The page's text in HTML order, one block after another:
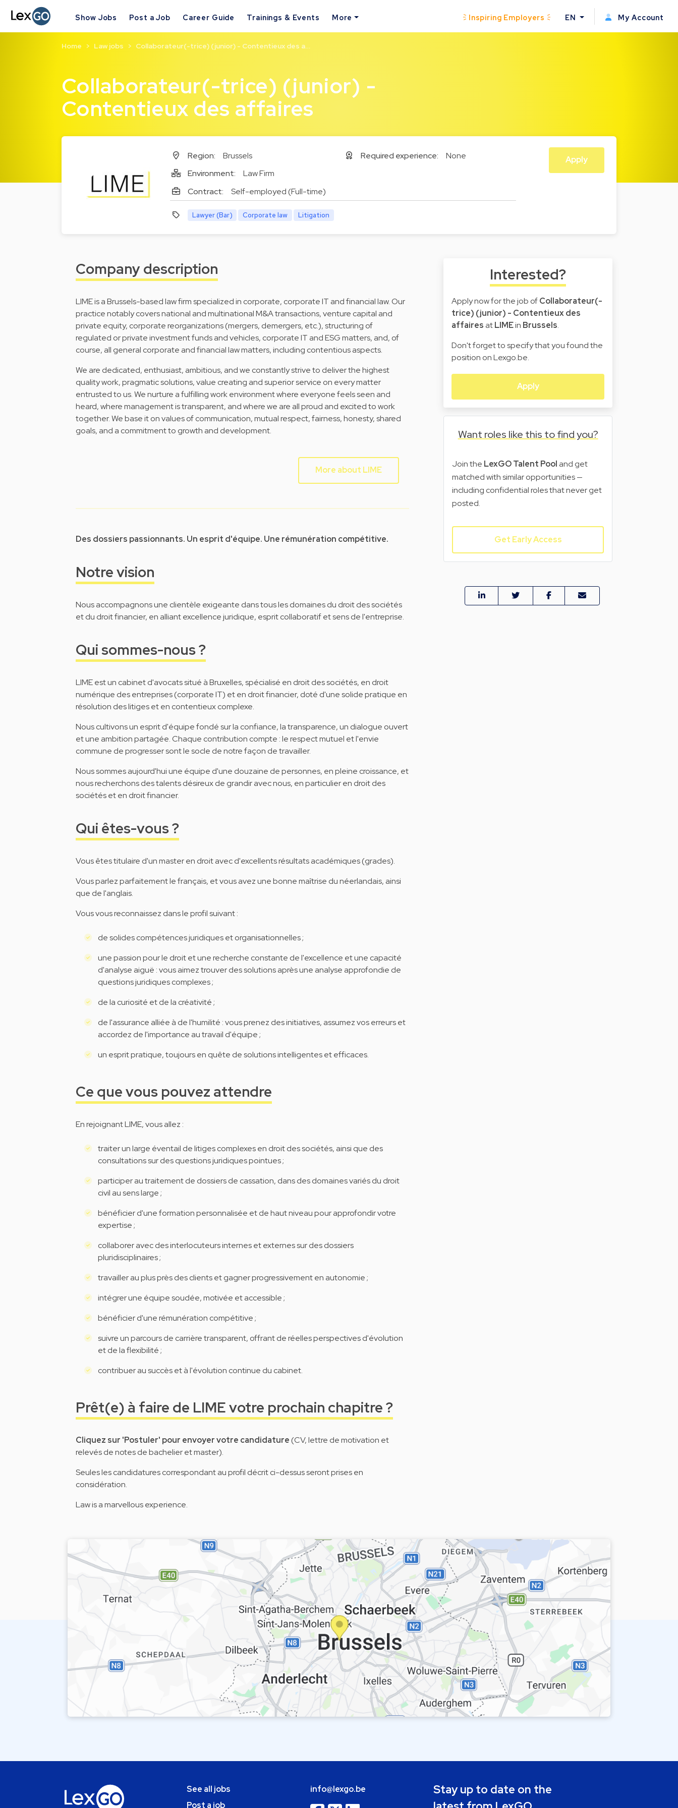
Show Jobs Post a Job Career Guide Trainings & Events More Inspiring Employers EN My Account
Collaborateur(-trice) (junior) -
Contentieux des affaires
Home Law jobs Collaborateur(-trice) (junior) - Contentieux des a…
Region: Brussels Required experience:
None
Environment:
Law Firm
Contract:
Self-employed (Full-time)
Lawyer (Bar) Corporate law Litigation
Apply
Company description
LIME is a Brussels-based law firm specialized in corporate, corporate IT and financial law. Our
practice notably covers national and multinational M&A transactions, venture capital and
private equity, corporate reorganizations (mergers, demergers, etc.), structuring of
regulated or private investment funds and vehicles, corporate IT and ESG matters, and, of
course, all general corporate and financial law matters, including contentious aspects.
We are dedicated, enthusiast, ambitious, and we constantly strive to deliver the highest
quality work, pragmatic solutions, value creating and superior service on every matter
entrusted to us. We nurture a fulfilling work environment where everyone feels seen and
heard, where management is transparent, and where we are all proud and excited to work
together. We base it on values of communication, mutual respect, fairness, honesty, shared
goals, and a commitment to growth and development.
More about LIME
Des dossiers passionnants. Un esprit d'équipe. Une rémunération compétitive.
Notre vision
Nous accompagnons une clientèle exigeante dans tous les domaines du droit des sociétés
et du droit financier, en alliant excellence juridique, esprit collaboratif et sens de l'entreprise.
Qui sommes-nous ?
LIME est un cabinet d'avocats situé à Bruxelles, spécialisé en droit des sociétés, en droit
numérique des entreprises (corporate IT) et en droit financier, doté d'une solide pratique en
résolution des litiges et en contentieux complexe.
Nous cultivons un esprit d'équipe fondé sur la confiance, la transparence, un dialogue ouvert
et une ambition partagée. Chaque contribution compte : le respect mutuel et l'envie
commune de progresser sont le socle de notre façon de travailler.
Nous sommes aujourd'hui une équipe d'une douzaine de personnes, en pleine croissance, et
nous recherchons des talents désireux de grandir avec nous, en particulier en droit des
sociétés et en droit financier.
Qui êtes-vous ?
Vous êtes titulaire d'un master en droit avec d'excellents résultats académiques (grades).
Vous parlez parfaitement le français, et vous avez une bonne maîtrise du néerlandais, ainsi
que de l'anglais.
Vous vous reconnaissez dans le profil suivant :
de solides compétences juridiques et organisationnelles ;
une passion pour le droit et une recherche constante de l'excellence et une capacité
d'analyse aiguë : vous aimez trouver des solutions après une analyse approfondie de
questions juridiques complexes ;
de la curiosité et de la créativité ;
de l'assurance alliée à de l'humilité : vous prenez des initiatives, assumez vos erreurs et
accordez de l'importance au travail d'équipe ;
un esprit pratique, toujours en quête de solutions intelligentes et efficaces.
Ce que vous pouvez attendre
En rejoignant LIME, vous allez :
traiter un large éventail de litiges complexes en droit des sociétés, ainsi que des
consultations sur des questions juridiques pointues ;
participer au traitement de dossiers de cassation, dans des domaines variés du droit
civil au sens large ;
bénéficier d'une formation personnalisée et de haut niveau pour approfondir votre
expertise ;
collaborer avec des interlocuteurs internes et externes sur des dossiers
pluridisciplinaires ;
travailler au plus près des clients et gagner progressivement en autonomie ;
intégrer une équipe soudée, motivée et accessible ;
bénéficier d'une rémunération compétitive ;
suivre un parcours de carrière transparent, offrant de réelles perspectives d'évolution
et de la flexibilité ;
contribuer au succès et à l'évolution continue du cabinet.
Prêt(e) à faire de LIME votre prochain chapitre ?
Cliquez sur 'Postuler' pour envoyer votre candidature(CV, lettre de motivation et
relevés de notes de bachelier et master).
Seules les candidatures correspondant au profil décrit ci-dessus seront prises en
considération.
Law is a marvellous experience.
Interested?
Apply now for the job ofCollaborateur(-
trice) (junior) - Contentieux des
affaires atLIMEin Brussels.
Don't forget to specify that you found the
position on Lexgo.be.
Apply
Want roles like this to find you?
Join the LexGO Talent Pool and get
matched with similar opportunities —
including confidential roles that never get
posted.
Get Early Access
See all jobs
Post a job
info@lexgo.be
Stay up to date on the